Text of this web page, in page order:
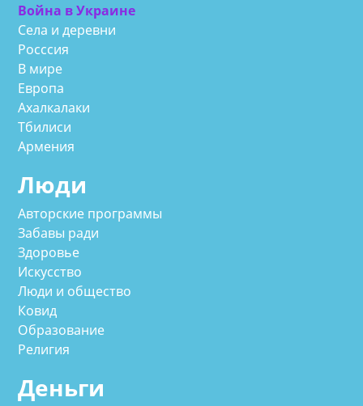
Война в Украине
Села и деревни
Росссия
В мире
Европа
Ахалкалаки
Тбилиси
Армения
Люди
Авторские программы
Забавы ради
Здоровье
Искусство
Люди и общество
Ковид
Образование
Религия
Деньги